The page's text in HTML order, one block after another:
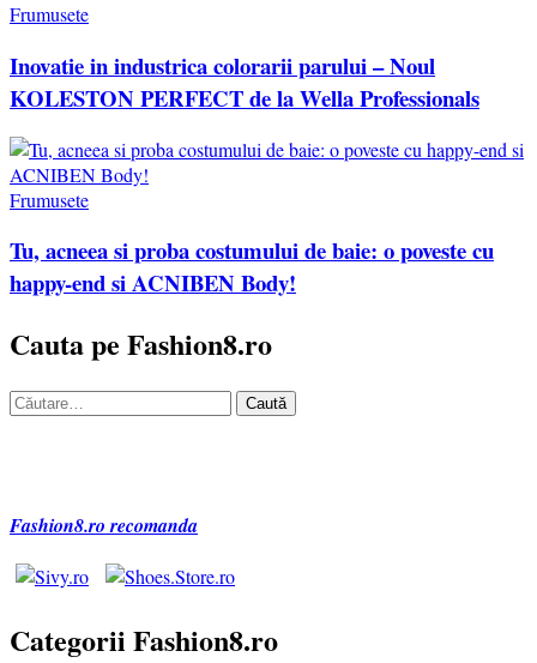
Frumusete
Inovatie in industrica colorarii parului – Noul
KOLESTON PERFECT de la Wella Professionals
Frumusete
Tu, acneea si proba costumului de baie: o poveste cu
happy-end si ACNIBEN Body!
Cauta pe Fashion8.ro
Caută
Fashion8.ro recomanda
Categorii Fashion8.ro